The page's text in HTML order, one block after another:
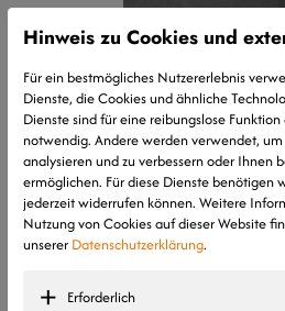
Hinweis zu Cookies und
Für ein bestmögliches Nutzererlebnis
Dienste, die Cookies und ähnliche
Dienste sind für eine reibungslose
notwendig. Andere werden verwendet,
analysieren und zu verbessern oder Ihnen
ermöglichen. Für diese Dienste benötigen
jederzeit widerrufen können. Weitere
Nutzung von Cookies auf dieser Website
unserer Datenschutzerklärung.
Erforderlich